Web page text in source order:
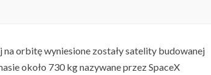
orbitę wyniesione zostały satelity budowanej
około 730 kg nazywane przez SpaceX